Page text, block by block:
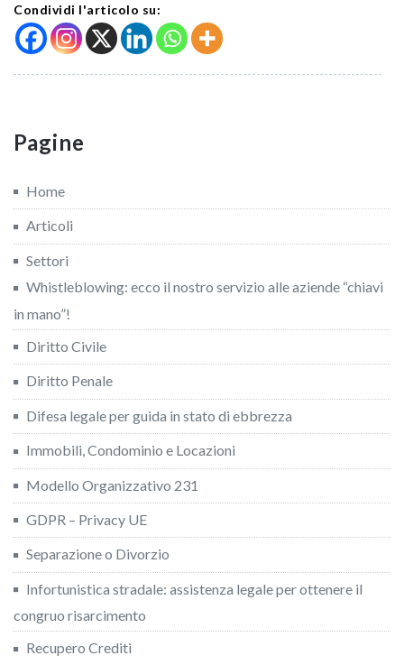
Condividi l'articolo su:
Pagine
Home
Articoli
Settori
Whistleblowing: ecco il nostro servizio alle aziende “chiavi
in mano”!
Diritto Civile
Diritto Penale
Difesa legale per guida in stato di ebbrezza
Immobili, Condominio e Locazioni
Modello Organizzativo 231
GDPR – Privacy UE
Separazione o Divorzio
Infortunistica stradale: assistenza legale per ottenere il
congruo risarcimento
Recupero Crediti